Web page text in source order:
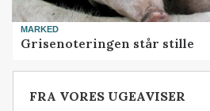
MARKED
Grisenoteringen står stille
FRA VORES UGEAVISER